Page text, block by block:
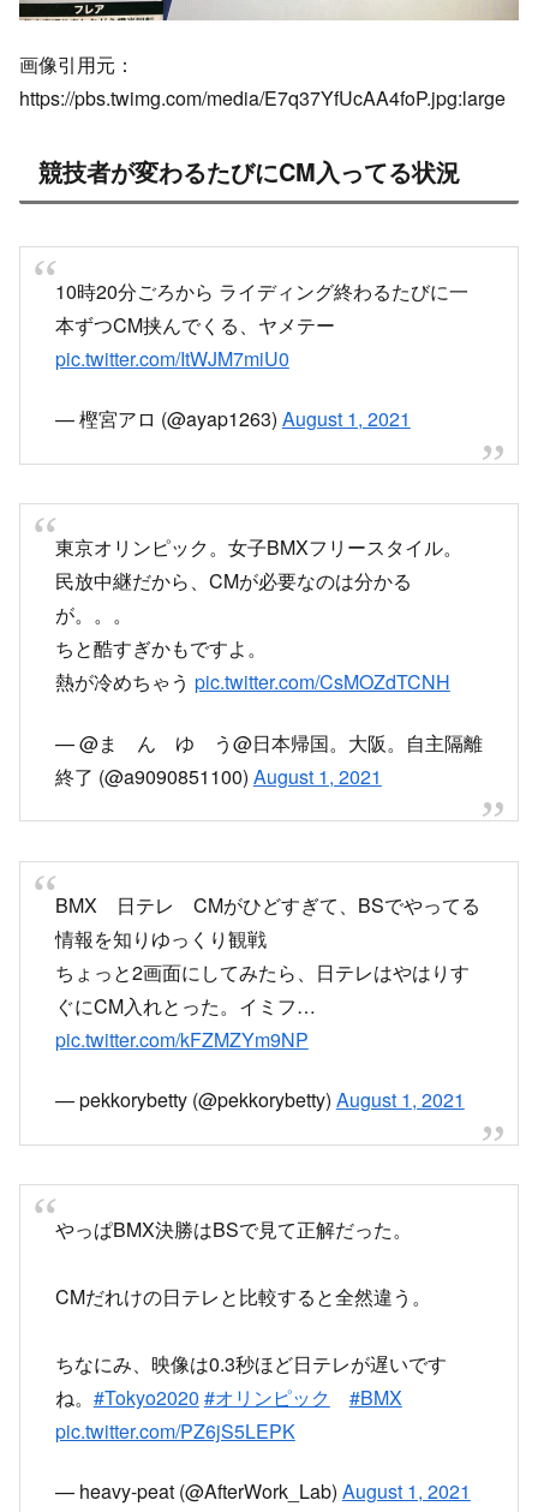
画像引用元：
https://pbs.twimg.com/media/E7q37YfUcAA4foP.jpg:large
競技者が変わるたびにCM入ってる状況
10時20分ごろから ライディング終わるたびに一
本ずつCM挟んでくる、ヤメテー
pic.twitter.com/ItWJM7miU0
— 樫宮アロ (@ayap1263) August 1, 2021
東京オリンピック。女子BMXフリースタイル。
民放中継だから、CMが必要なのは分かる
が。。。
ちと酷すぎかもですよ。
熱が冷めちゃう pic.twitter.com/CsMOZdTCNH
— @ま ん ゆ う@日本帰国。大阪。自主隔離
終了 (@a9090851100) August 1, 2021
BMX 日テレ CMがひどすぎて、BSでやってる
情報を知りゆっくり観戦
ちょっと2画面にしてみたら、日テレはやはりす
ぐにCM入れとった。イミフ…
pic.twitter.com/kFZMZYm9NP
— pekkorybetty (@pekkorybetty) August 1, 2021
やっぱBMX決勝はBSで見て正解だった。
CMだれけの日テレと比較すると全然違う。
ちなにみ、映像は0.3秒ほど日テレが遅いです
ね。 #Tokyo2020 #オリンピック
#BMX
pic.twitter.com/PZ6jS5LEPK
— heavy-peat (@AfterWork_Lab) August 1, 2021